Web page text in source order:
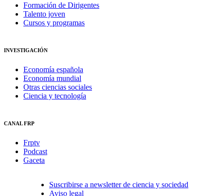
Formación de Dirigentes
Talento joven
Cursos y programas
INVESTIGACIÓN
Economía española
Economía mundial
Otras ciencias sociales
Ciencia y tecnología
CANAL FRP
Frptv
Podcast
Gaceta
Suscribirse a newsletter de ciencia y sociedad
Aviso legal